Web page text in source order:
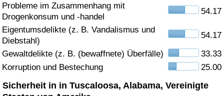
Probleme im Zusammenhang mit
Drogenkonsum und -handel
54.17
Eigentumsdelikte (z. B. Vandalismus und
Diebstahl)
54.17
Gewaltdelikte (z. B. (bewaffnete) Überfälle)
33.33
Korruption und Bestechung
25.00
Sicherheit in in Tuscaloosa, Alabama, Vereinigte
Umweltverschmutzungs-Index (aktuell)
Verschmutzungsindex
Umweltverschmutzungs-Index nach Land
Verkehr